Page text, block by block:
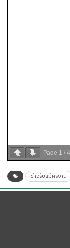
Page 1 / 4
ข่าวรับสมัครงาน